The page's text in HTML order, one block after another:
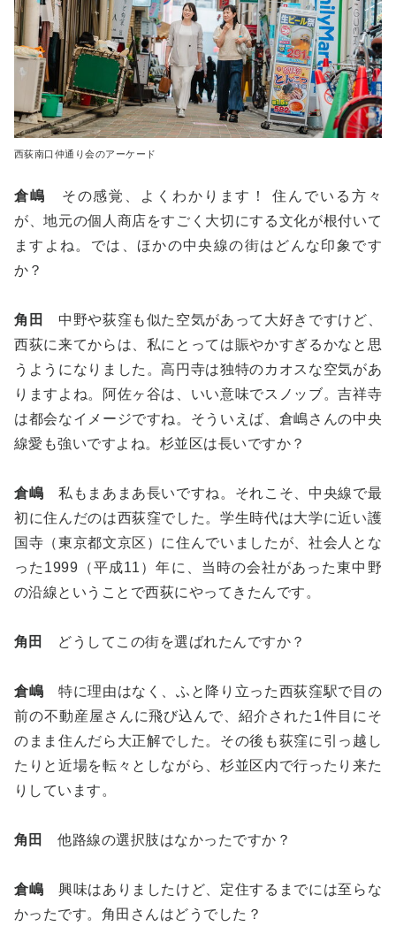
西荻南口仲通り会のアーケード
倉嶋
その感覚、よくわかります！ 住んでいる方々
が、地元の個人商店をすごく大切にする文化が根付いて
ますよね。では、ほかの中央線の街はどんな印象です
か？
角田
中野や荻窪も似た空気があって大好きですけど、
西荻に来てからは、私にとっては賑やかすぎるかなと思
うようになりました。高円寺は独特のカオスな空気があ
りますよね。阿佐ヶ谷は、いい意味でスノッブ。吉祥寺
は都会なイメージですね。そういえば、倉嶋さんの中央
線愛も強いですよね。杉並区は長いですか？
倉嶋 私もまあまあ長いですね。それこそ、中央線で最
初に住んだのは西荻窪でした。学生時代は大学に近い護
国寺（東京都文京区）に住んでいましたが、社会人とな
った1999（平成11）年に、当時の会社があった東中野
の沿線ということで西荻にやってきたんです。
角田 どうしてこの街を選ばれたんですか？
倉嶋 特に理由はなく、ふと降り立った西荻窪駅で目の
前の不動産屋さんに飛び込んで、紹介された1件目にそ
のまま住んだら大正解でした。その後も荻窪に引っ越し
たりと近場を転々としながら、杉並区内で行ったり来た
りしています。
角田 他路線の選択肢はなかったですか？
倉嶋 興味はありましたけど、定住するまでには至らな
かったです。角田さんはどうでした？